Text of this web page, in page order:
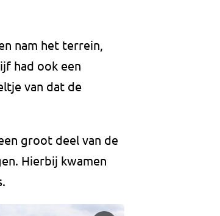
nam het terrein,
had ook een
van dat de
groot deel van de
Hierbij kwamen